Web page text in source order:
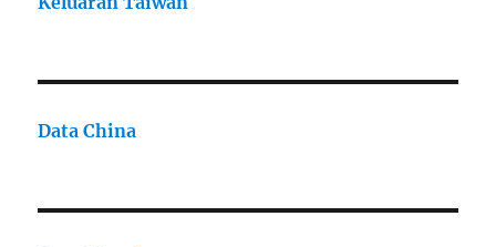
Data China